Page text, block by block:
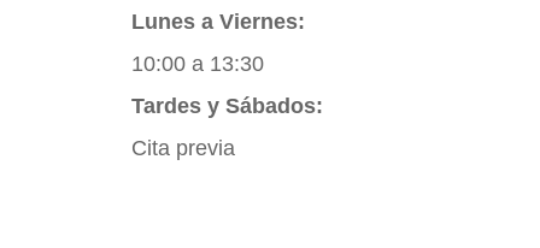
Lunes a Viernes:
10:00 a 13:30
Tardes y Sábados:
Cita previa